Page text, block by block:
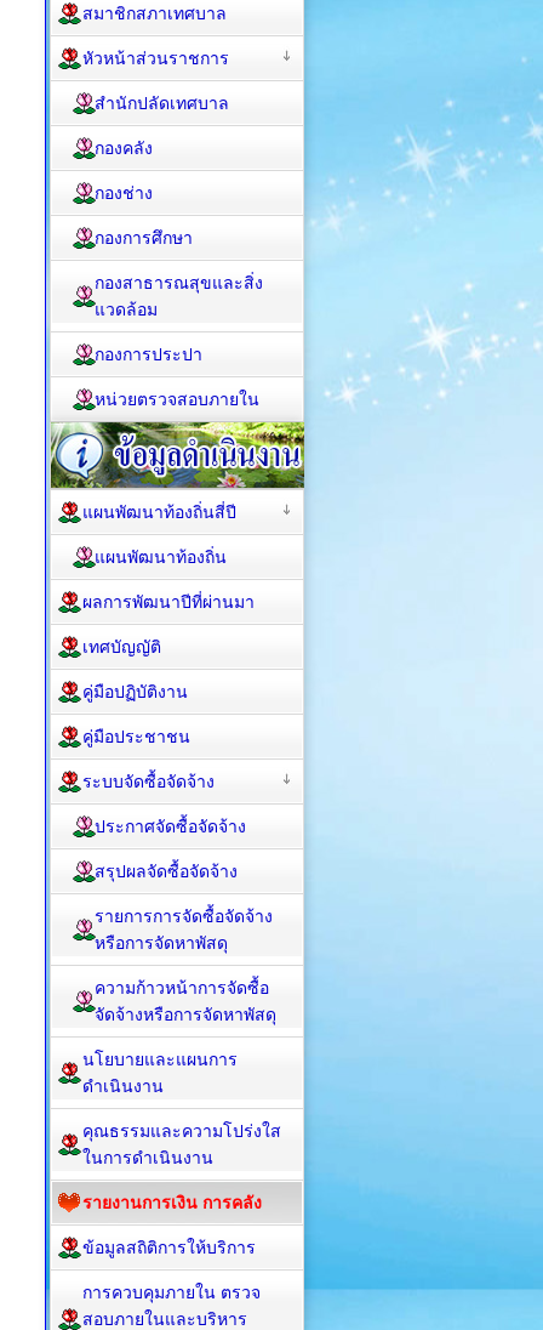
สมาชิกสภาเทศบาล
หัวหน้าส่วนราชการ
สำนักปลัดเทศบาล
กองคลัง
กองช่าง
กองการศึกษา
กองสาธารณสุขและสิ่ง
แวดล้อม
กองการประปา
หน่วยตรวจสอบภายใน
แผนพัฒนาท้องถิ่นสี่ปี
แผนพัฒนาท้องถิ่น
ผลการพัฒนาปีที่ผ่านมา
เทศบัญญัติ
คู่มือปฏิบัติงาน
คู่มือประชาชน
ระบบจัดซื้อจัดจ้าง
ประกาศจัดซื้อจัดจ้าง
สรุปผลจัดซื้อจัดจ้าง
รายการการจัดซื้อจัดจ้าง
หรือการจัดหาพัสดุ
ความก้าวหน้าการจัดซื้อ
จัดจ้างหรือการจัดหาพัสดุ
นโยบายและแผนการ
ดำเนินงาน
คุณธรรมและความโปร่งใส
ในการดำเนินงาน
รายงานการเงิน การคลัง
ข้อมูลสถิติการให้บริการ
การควบคุมภายใน ตรวจ
สอบภายในและบริหาร